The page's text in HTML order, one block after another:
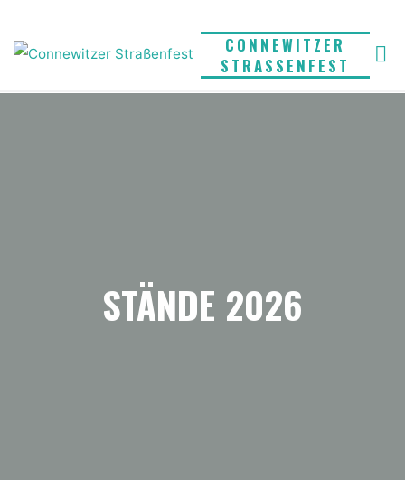
CONNEWITZER
STRASSENFEST
STÄNDE 2026